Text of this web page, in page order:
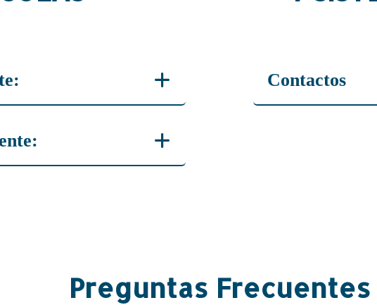
Contactos
Preguntas Frecuentes